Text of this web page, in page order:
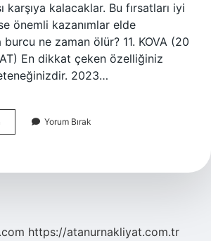
karşıya kalacaklar. Bu fırsatları iyi
önemli kazanımlar elde
ne zaman ölür? 11. KOVA (20
En dikkat çeken özelliğiniz
2023…
Kovalar
Geçecek
Yorum Bırak
https://atanurnakliyat.com.tr